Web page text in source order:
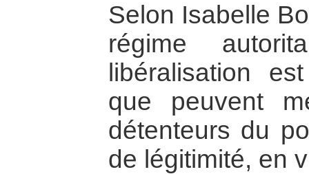
Selon Isabelle
régime
libéralisation
que peuvent
détenteurs du
de légitimité, en